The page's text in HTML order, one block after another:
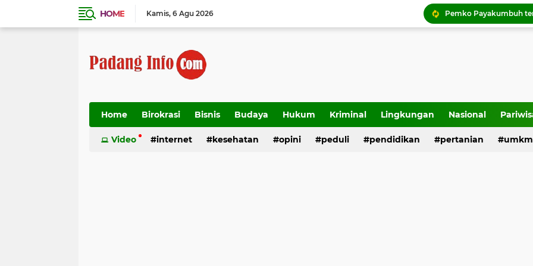
HOME Kamis 6 Agu 2026
Tigo Kayo FC raih trofi
Home Birokrasi Bisnis Budaya Hukum Kriminal Lingkungan Nasional
Transportasi
Video internet kesehatan opini peduli pendidikan pertanian umkm